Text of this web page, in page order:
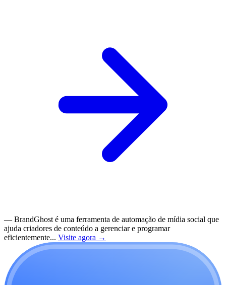
— BrandGhost é uma ferramenta de automação de mídia social que
ajuda criadores de conteúdo a gerenciar e programar
eficientemente... Visite agora →